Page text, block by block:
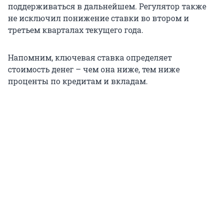
поддерживаться в дальнейшем. Регулятор также
не исключил понижение ставки во втором и
третьем кварталах текущего года.
Напомним, ключевая ставка определяет
стоимость денег – чем она ниже, тем ниже
проценты по кредитам и вкладам.